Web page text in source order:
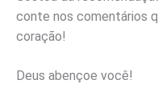
conte nos comentários
coração!
Deus abençoe você!